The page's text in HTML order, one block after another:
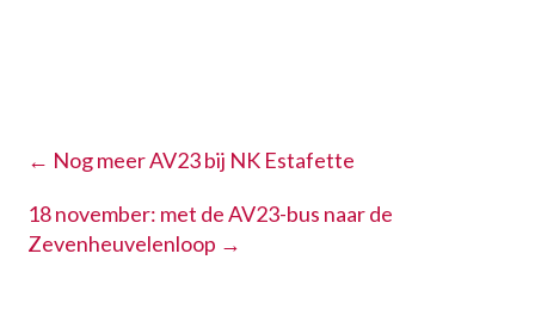
← Nog meer AV23 bij NK Estafette
18 november: met de AV23-bus naar de
Zevenheuvelenloop →